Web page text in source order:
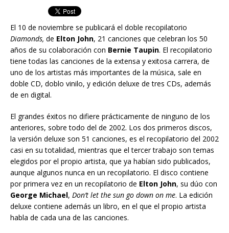
El 10 de noviembre se publicará el doble recopilatorio
Diamonds, de Elton John, 21 canciones que celebran los 50
años de su colaboración con Bernie Taupin. El recopilatorio
tiene todas las canciones de la extensa y exitosa carrera, de
uno de los artistas más importantes de la música, sale en
doble CD, doblo vinilo, y edición deluxe de tres CDs, además
de en digital.
El grandes éxitos no difiere prácticamente de ninguno de los
anteriores, sobre todo del de 2002. Los dos primeros discos,
la versión deluxe son 51 canciones, es el recopilatorio del 2002
casi en su totalidad, mientras que el tercer trabajo son temas
elegidos por el propio artista, que ya habían sido publicados,
aunque algunos nunca en un recopilatorio. El disco contiene
por primera vez en un recopilatorio de Elton John, su dúo con
George Michael, Don’t let the sun go down on me. La edición
deluxe contiene además un libro, en el que el propio artista
habla de cada una de las canciones.